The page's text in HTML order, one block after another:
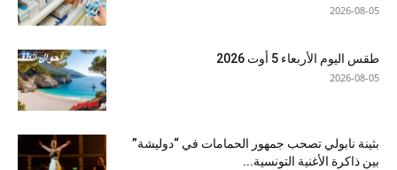
2026-08-05
طقس اليوم الأربعاء 5 أوت 2026
2026-08-05
بثينة نابولي تصحب جمهور الحمامات في “دوليشة”
بين ذاكرة الأغنية التونسية...